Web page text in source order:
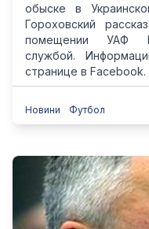
обыске в
Гороховский
помещении УАФ
службой.
странице в Facebook.
Новини Футбол